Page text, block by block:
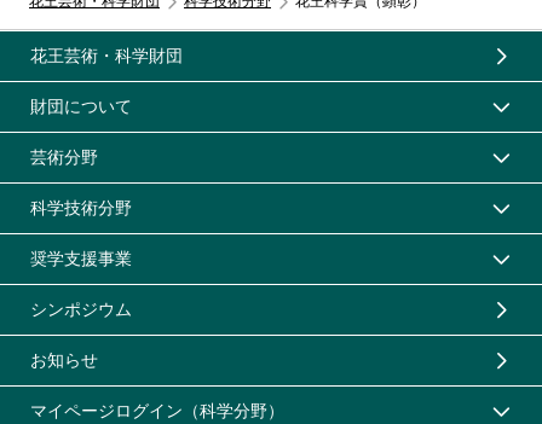
花王芸術・科学財団
財団について
芸術分野
科学技術分野
奨学支援事業
シンポジウム
お知らせ
マイページログイン（科学分野）